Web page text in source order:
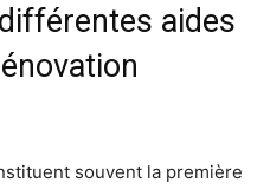
aides
souvent la première